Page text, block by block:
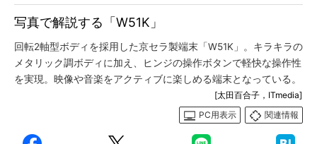
写真で解説する「W51K」
回転2軸型ボディを採用した京セラ製端末「W51K」。キラキラの
メタリック調ボディに加え、ヒンジの操作ボタンで軽快な操作性
を実現。映像や音楽をアクティブに楽しめる端末となっている。
[太田百合子，ITmedia]
PC用表示
関連情報